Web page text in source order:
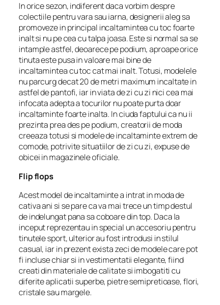
In orice sezon, indiferent daca vorbim despre
colectiile pentru vara sau iarna, designerii aleg sa
promoveze in principal incaltamintea cu toc foarte
inalt si nu pe cea cu talpa joasa. Este si normal sa se
intample astfel, deoarece pe podium, aproape orice
tinuta este pusa in valoare mai bine de
incaltamintea cu toc cat mai inalt. Totusi, modelele
nu parcurg decat 20 de metri maximum incaltate in
astfel de pantofi, iar in viata de zi cu zi nici cea mai
infocata adepta a tocurilor nu poate purta doar
incaltaminte foarte inalta. In ciuda faptului ca nu ii
prezinta prea des pe podium, creatorii de moda
creeaza totusi si modele de incaltaminte extrem de
comode, potrivite situatiilor de zi cu zi, expuse de
obicei in magazinele oficiale.
Flip flops
Acest model de incaltaminte a intrat in moda de
cativa ani si se pare ca va mai trece un timp destul
de indelungat pana sa coboare din top. Daca la
inceput reprezentau in special un accesoriu pentru
tinutele sport, ulterior au fost introdusi in stilul
casual, iar in prezent exista zeci de modele care pot
fi incluse chiar si in vestimentatii elegante, fiind
creati din materiale de calitate si imbogatiti cu
diferite aplicatii superbe, pietre semipretioase, flori,
cristale sau margele.